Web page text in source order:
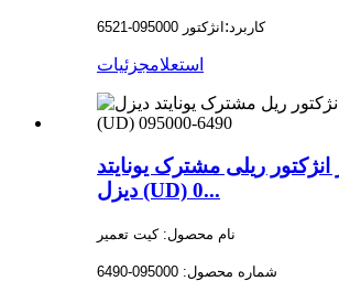
کاربرد: انژکتور 095000-6521
استعلامجزئیات
ریلی مشترک یونایتد
دیزل (UD) 0...
نام محصول: کیت تعمیر
شماره محصول: 095000-6490